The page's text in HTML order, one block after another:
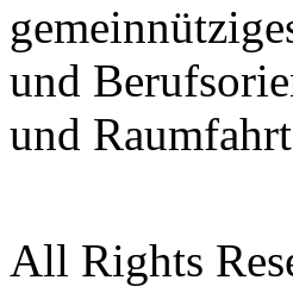
und
und
All Rights